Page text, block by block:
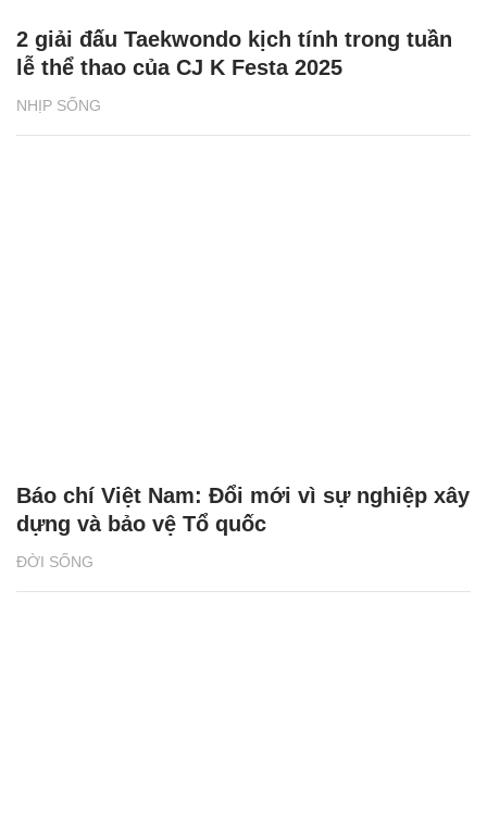
NHỊP SỐNG
2 giải đấu Taekwondo kịch tính trong tuần
lễ thể thao của CJ K Festa 2025
ĐỜI SỐNG
Báo chí Việt Nam: Đổi mới vì sự nghiệp xây
dựng và bảo vệ Tổ quốc